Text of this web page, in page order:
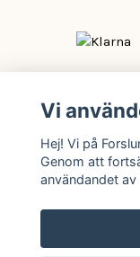
Färg ska vara
Vi
Hej! Vi på
Genom att
användandet